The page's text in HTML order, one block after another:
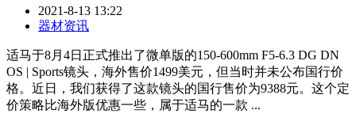
2021-8-13 13:22
器材资讯
适马于8月4日正式推出了微单版的150-600mm F5-6.3 DG DN
OS | Sports镜头，海外售价1499美元，但当时并未公布国行价
格。近日，我们获得了这款镜头的国行售价为9388元。这个定
价策略比海外版优惠一些，属于适马的一款 ...